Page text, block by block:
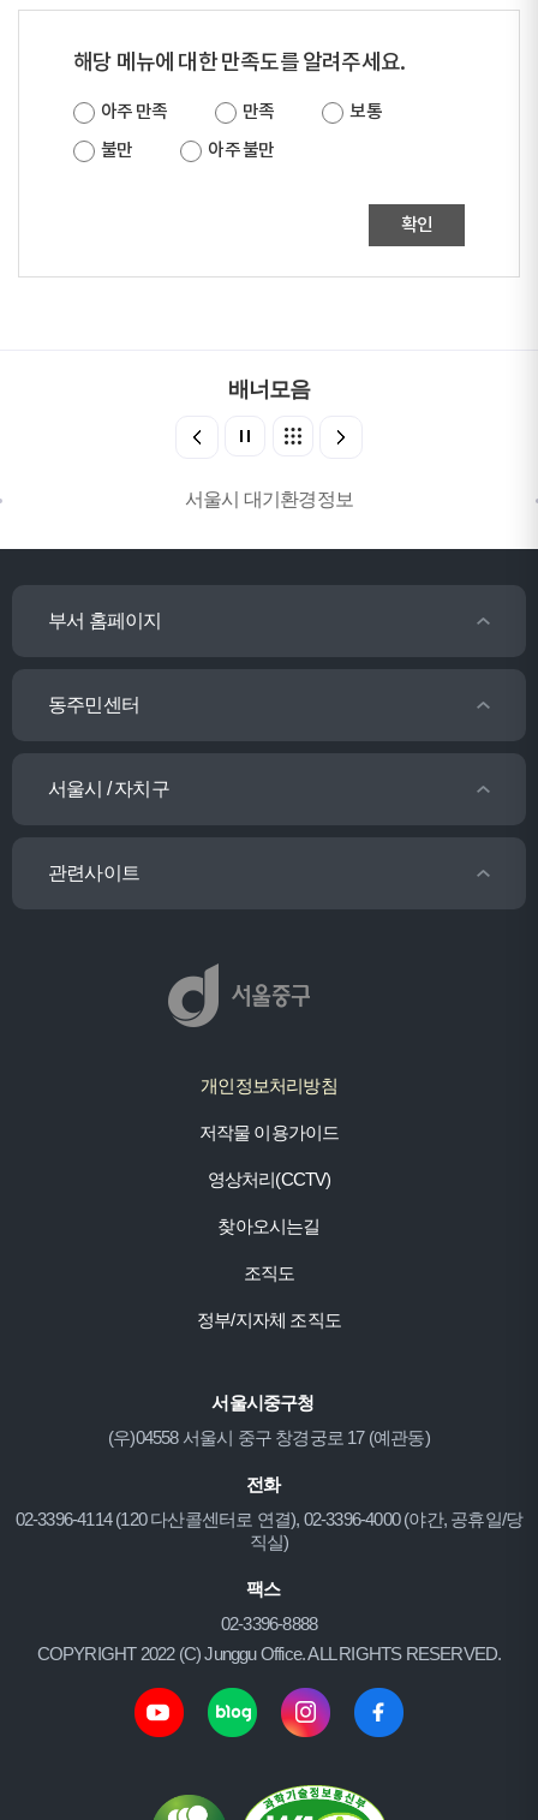
해당 메뉴에 대한 만족도를 알려주세요.
아주 만족 만족
보통
불만
아주 불만
확인
배너모음
서울시 대기환경정보
부서 홈페이지
동주민센터
서울시 / 자치구
관련사이트
개인정보처리방침
저작물 이용가이드
영상처리(CCTV)
찾아오시는길
조직도
정부/지자체 조직도
서울시중구청
(우)04558 서울시 중구 창경궁로 17 (예관동)
전화
02-3396-4114 (120 다산콜센터로 연결), 02-3396-4000 (야간, 공휴일/당
직실)
팩스
02-3396-8888
COPYRIGHT 2022 (C) Junggu Office. ALL RIGHTS RESERVED.